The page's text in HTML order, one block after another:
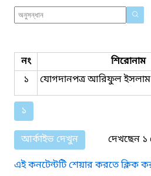
নং শিরোনাম
১
যোগদানপত্র আরিফুল
১
আর্কাইভ দেখুন
দেখছেন ১
এই কনটেন্টটি শেয়ার করতে ক্লিক